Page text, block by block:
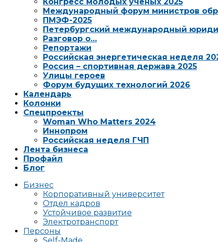
Международный форум министров
ПМЭФ-2025
Петербургский международный
Разговор о…
Репортажи
Российская энергетическая неделя
Россия – спортивная держава 2025
Улицы героев
Форум будущих технологий 2026
Календарь
Колонки
Спецпроекты
Woman Who Matters 2024
Иннопром
Российская неделя ГЧП
Лента бизнеса
Профайл
Блог
Бизнес
Корпоративный университет
Отдел кадров
Устойчивое развитие
Электротранспорт
Персоны